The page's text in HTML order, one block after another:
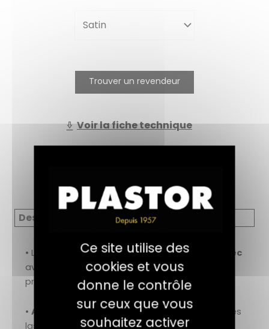
Trouver un revendeur
Voir la fiche technique
Description
• Lasure alkyde à base de résineHaut Extrait Sec
avec un très bon garnissant pour une meilleure
protection contre les agressions climatiques.
• Adhérence renforcée sur toutes les anciennes
lasures.
Ce site utilise des
cookies et vous
donne le contrôle
sur ceux que vous
souhaitez activer